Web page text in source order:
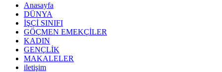
Anasayfa
DÜNYA
İŞÇİ SINIFI
GÖÇMEN EMEKÇİLER
KADIN
GENÇLİK
MAKALELER
iletişim